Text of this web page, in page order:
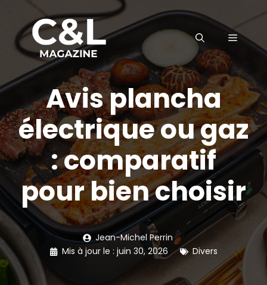
contenu
MENU
Avis plancha
électrique ou gaz
: comparatif
pour bien choisir
Jean-Michel Perrin
Mis à jour le : juin 30, 2026 Divers